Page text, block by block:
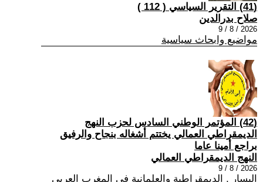
(41) التقرير السياسي ( 112 )
صلاح بدرالدين
2026 / 8 / 9
مواضيع وابحاث سياسية
(42) المؤتمر الوطني السادس لحزب النهج
الديمقراطي العمالي يختتم أشغاله بنجاح والرفيق
براجع أمينا عاما
النهج الديمقراطي العمالي
2026 / 8 / 9
اليسار , الديمقراطية والعلمانية في المغرب العربي